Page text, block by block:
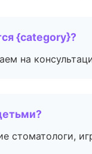
{category}?
на
стоматологи,